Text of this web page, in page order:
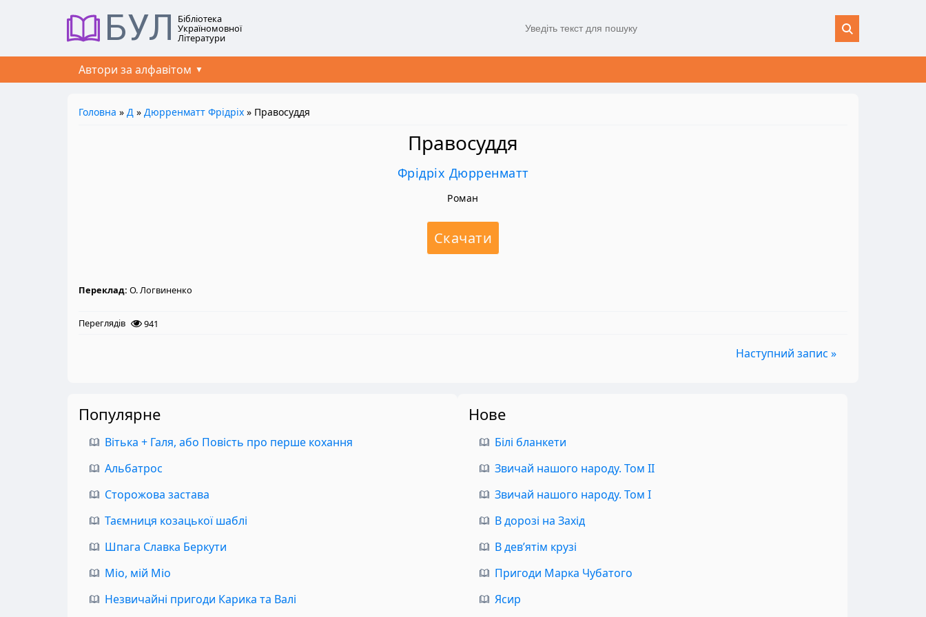
БУЛ Бібліотека
Україномовної
Літератури
Автори за алфавітом
Головна » Д » Дюрренматт Фрідріх » Правосуддя
Правосуддя
Фрідріх Дюрренматт
Роман
Скачати
Переклад: О. Логвиненко
Переглядів 941
Наступний запис »
Популярне
Вітька + Галя, або Повість про перше кохання
Альбатрос
Сторожова застава
Таємниця козацької шаблі
Шпага Славка Беркути
Міо, мій Міо
Незвичайні пригоди Карика та Валі
Нове
Білі бланкети
Звичай нашого народу. Том II
Звичай нашого народу. Том I
В дорозі на Захід
В дев’ятім крузі
Пригоди Марка Чубатого
Ясир